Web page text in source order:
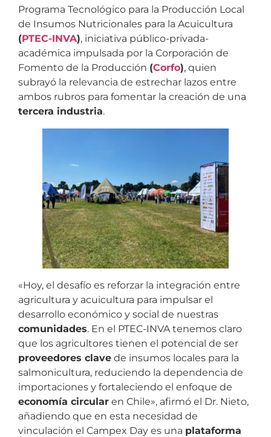
Programa Tecnológico para la Producción Local
de Insumos Nutricionales para la Acuicultura
(PTEC-INVA), iniciativa público-privada-
académica impulsada por la Corporación de
Fomento de la Producción (Corfo), quien
subrayó la relevancia de estrechar lazos entre
ambos rubros para fomentar la creación de una
tercera industria.
«Hoy, el desafío es reforzar la integración entre
agricultura y acuicultura para impulsar el
desarrollo económico y social de nuestras
comunidades. En el PTEC-INVA tenemos claro
que los agricultores tienen el potencial de ser
proveedores clave de insumos locales para la
salmonicultura, reduciendo la dependencia de
importaciones y fortaleciendo el enfoque de
economía circular en Chile», afirmó el Dr. Nieto,
añadiendo que en esta necesidad de
vinculación el Campex Day es una plataforma